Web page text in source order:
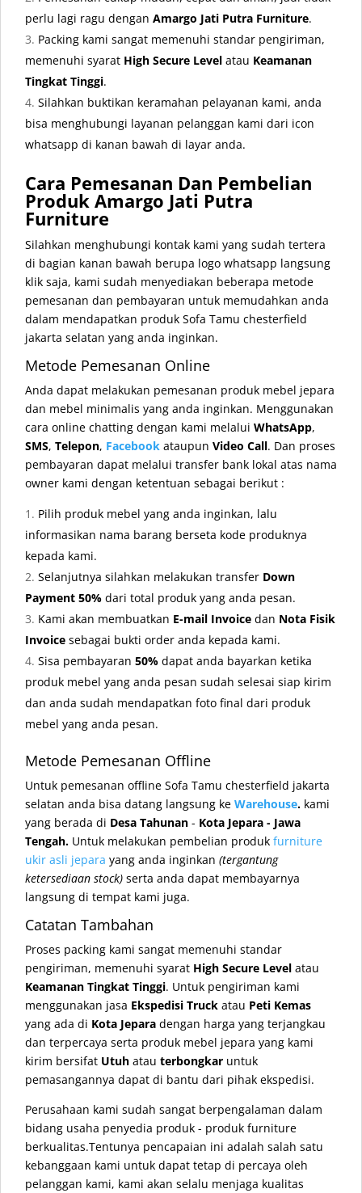
perlu lagi ragu dengan Amargo Jati Putra Furniture.
Packing kami sangat memenuhi standar pengiriman,
memenuhi syarat High Secure Level atau Keamanan
Tingkat Tinggi.
Silahkan buktikan keramahan pelayanan kami, anda
bisa menghubungi layanan pelanggan kami dari icon
whatsapp di kanan bawah di layar anda.
Cara Pemesanan Dan Pembelian
Produk Amargo Jati Putra
Furniture
Silahkan menghubungi kontak kami yang sudah tertera
di bagian kanan bawah berupa logo whatsapp langsung
klik saja, kami sudah menyediakan beberapa metode
pemesanan dan pembayaran untuk memudahkan anda
dalam mendapatkan produk Sofa Tamu chesterfield
jakarta selatan yang anda inginkan.
Metode Pemesanan Online
Anda dapat melakukan pemesanan produk mebel jepara
dan mebel minimalis yang anda inginkan. Menggunakan
cara online chatting dengan kami melalui WhatsApp,
SMS, Telepon, Facebook ataupun Video Call. Dan proses
pembayaran dapat melalui transfer bank lokal atas nama
owner kami dengan ketentuan sebagai berikut :
Pilih produk mebel yang anda inginkan, lalu
informasikan nama barang berseta kode produknya
kepada kami.
Selanjutnya silahkan melakukan transfer Down
Payment 50% dari total produk yang anda pesan.
Kami akan membuatkan E-mail Invoice dan Nota Fisik
Invoice sebagai bukti order anda kepada kami.
Sisa pembayaran 50% dapat anda bayarkan ketika
produk mebel yang anda pesan sudah selesai siap kirim
dan anda sudah mendapatkan foto final dari produk
mebel yang anda pesan.
Metode Pemesanan Offline
Untuk pemesanan offline Sofa Tamu chesterfield jakarta
selatan anda bisa datang langsung ke Warehouse. kami
yang berada di Desa Tahunan - Kota Jepara - Jawa
Tengah. Untuk melakukan pembelian produk furniture
ukir asli jepara yang anda inginkan (tergantung
ketersediaan stock) serta anda dapat membayarnya
langsung di tempat kami juga.
Catatan Tambahan
Proses packing kami sangat memenuhi standar
pengiriman, memenuhi syarat High Secure Level atau
Keamanan Tingkat Tinggi. Untuk pengiriman kami
menggunakan jasa Ekspedisi Truck atau Peti Kemas
yang ada di Kota Jepara dengan harga yang terjangkau
dan terpercaya serta produk mebel jepara yang kami
kirim bersifat Utuh atau terbongkar untuk
pemasangannya dapat di bantu dari pihak ekspedisi.
Perusahaan kami sudah sangat berpengalaman dalam
bidang usaha penyedia produk - produk furniture
berkualitas.Tentunya pencapaian ini adalah salah satu
kebanggaan kami untuk dapat tetap di percaya oleh
pelanggan kami, kami akan selalu menjaga kualitas